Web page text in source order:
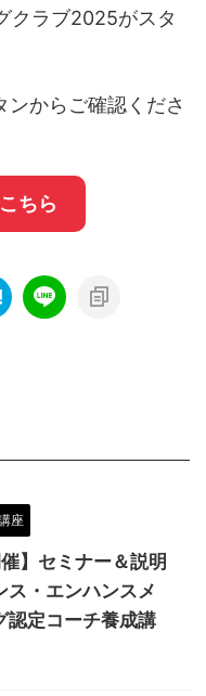
クラブ2025がスタ
からご確認くださ
ちら
座
】セミナー＆説明
ス・エンハンスメ
認定コーチ養成講